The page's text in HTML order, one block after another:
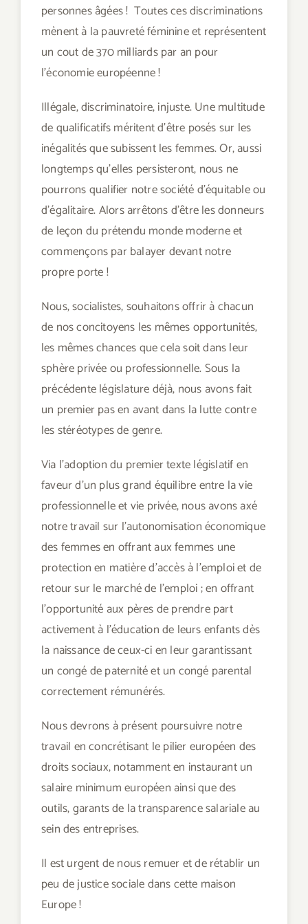
personnes âgées ! Toutes ces discriminations
mènent à la pauvreté féminine et représentent
un cout de 370 milliards par an pour
l’économie européenne !
Illégale, discriminatoire, injuste. Une multitude
de qualificatifs méritent d’être posés sur les
inégalités que subissent les femmes. Or, aussi
longtemps qu’elles persisteront, nous ne
pourrons qualifier notre société d’équitable ou
d’égalitaire. Alors arrêtons d’être les donneurs
de leçon du prétendu monde moderne et
commençons par balayer devant notre
propre porte !
Nous, socialistes, souhaitons offrir à chacun
de nos concitoyens les mêmes opportunités,
les mêmes chances que cela soit dans leur
sphère privée ou professionnelle. Sous la
précédente législature déjà, nous avons fait
un premier pas en avant dans la lutte contre
les stéréotypes de genre.
Via l’adoption du premier texte législatif en
faveur d’un plus grand équilibre entre la vie
professionnelle et vie privée, nous avons axé
notre travail sur l’autonomisation économique
des femmes en offrant aux femmes une
protection en matière d’accès à l’emploi et de
retour sur le marché de l’emploi ; en offrant
l’opportunité aux pères de prendre part
activement à l’éducation de leurs enfants dès
la naissance de ceux-ci en leur garantissant
un congé de paternité et un congé parental
correctement rémunérés.
Nous devrons à présent poursuivre notre
travail en concrétisant le pilier européen des
droits sociaux, notamment en instaurant un
salaire minimum européen ainsi que des
outils, garants de la transparence salariale au
sein des entreprises.
Il est urgent de nous remuer et de rétablir un
peu de justice sociale dans cette maison
Europe !